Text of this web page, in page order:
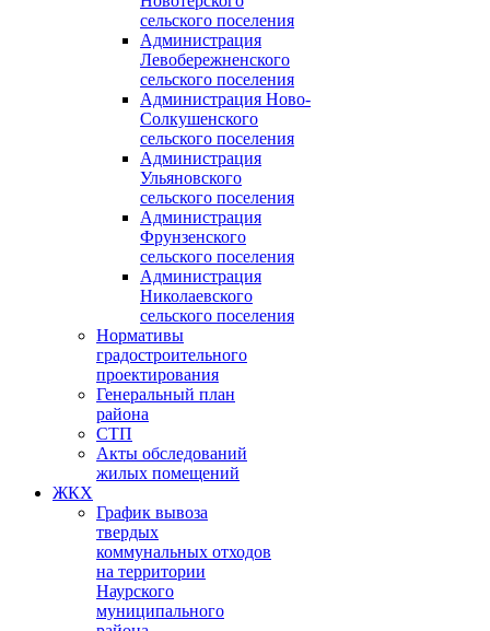
сельского поселения
Администрация
Левобережненского
сельского поселения
Администрация Ново-
Солкушенского
сельского поселения
Администрация
Ульяновского
сельского поселения
Администрация
Фрунзенского
сельского поселения
Администрация
Николаевского
сельского поселения
Нормативы
градостроительного
проектирования
Генеральный план
района
СТП
Акты обследований
жилых помещений
ЖКХ
График вывоза
твердых
коммунальных отходов
на территории
Наурского
муниципального